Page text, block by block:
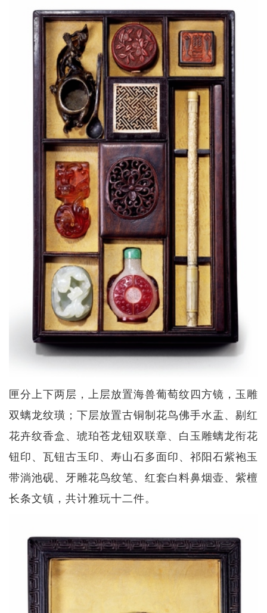
匣分上下两层，上层放置海兽葡萄纹四方镜，玉雕
双螭龙纹璜；下层放置古铜制花鸟佛手水盂、剔红
花卉纹香盒、琥珀苍龙钮双联章、白玉雕螭龙衔花
钮印、瓦钮古玉印、寿山石多面印、祁阳石紫袍玉
带淌池砚、牙雕花鸟纹笔、红套白料鼻烟壶、紫檀
长条文镇，共计雅玩十二件。